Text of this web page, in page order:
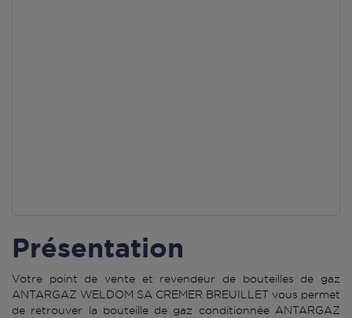
Présentation
Votre point de vente et revendeur de bouteilles de gaz
ANTARGAZ WELDOM SA CREMER BREUILLET vous permet
de retrouver la bouteille de gaz conditionnée ANTARGAZ